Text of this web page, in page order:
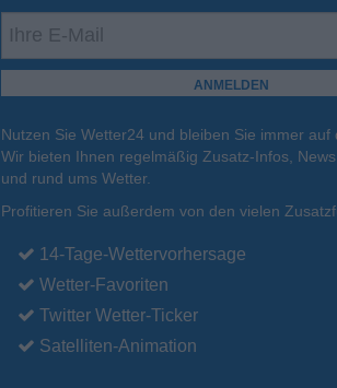
Sa. 15.08. So. 16.08. Mo . 17.08. Di. 18.08.
26°C 25°C 25°C
Nutzen Sie Wetter24 und bleiben Sie immer auf
Wir bieten Ihnen regelmäßig Zusatz-Infos,
und rund ums Wetter.
Profitieren Sie außerdem von den vielen
14-Tage-Wettervorhersage
Wetter-Favoriten
Twitter Wetter-Ticker
Satelliten-Animation